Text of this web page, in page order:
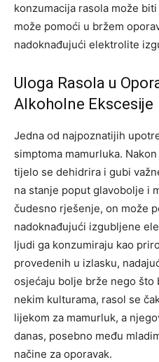
konzumacija rasola može
može pomoći u bržem
nadoknađujući elektrolite
Uloga Rasola u
Alkoholne Ekscesije
Jedna od najpoznatijih
simptoma mamurluka.
tijelo se dehidrira i gubi
na stanje poput glavobolje i
čudesno rješenje, on može
nadoknađujući izgubljene
ljudi ga konzumiraju kao
provedenih u izlasku,
osjećaju bolje brže nego što
nekim kulturama, rasol se
lijekom za mamurluk, a
danas, posebno među
načine za oporavak.